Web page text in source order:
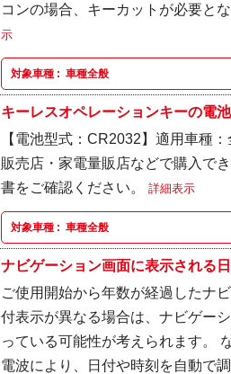
コンの場合、キーカットが必要と
示
対象車種 : 車種全般
キーレスオペレーションキーの電
【電池型式：CR2032】適用車種
販売店・家電量販店などで購入で
書をご確認ください。 詳細表示
対象車種 : 車種全般
ナビゲーション画面に表示される
ご使用開始から年数が経過したナ
付表示が異なる場合は、ナビゲー
っている可能性が考えられます。
電波により、日付や時刻を自動で